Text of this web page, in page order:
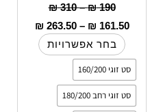
₪190
–
₪310
₪ 161.50
–
₪ 263.50
בחר אפשרויות
סט זוגי 160/200
סט זוגי רחב 180/200